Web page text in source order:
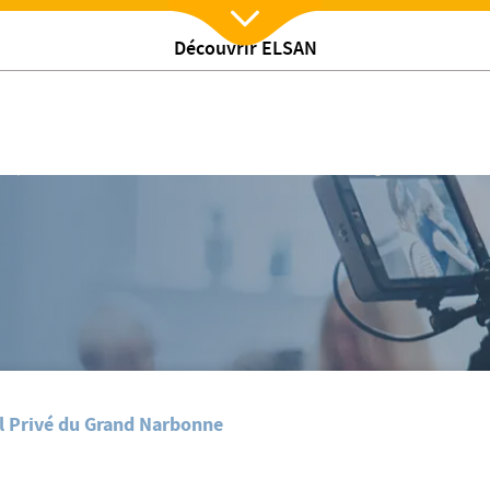
Découvrir ELSAN
Nx:Afficher menu
/HPGN - 1er établissement en France doté d'un éclairage connecté
du Grand Narbonne